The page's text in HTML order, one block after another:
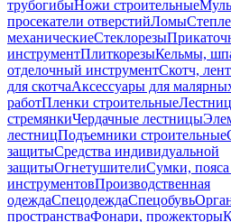
трубогибыНожи строительные
просекатели отверстийЛомы
механическиеСтеклорезы
инструментПлиткорезыКельмы,
отделочный инструментСкотч,
для скотчаАксессуары для
работПленки строительные
стремянкиЧердачные лестницы
лестницПодъемники строительные
защитыСредства индивидуальной
защитыОгнетушителиСумки, пояса
инструментовПроизводственная
одеждаСпецодеждаСпецобувь
пространстваФонари, прожекторы